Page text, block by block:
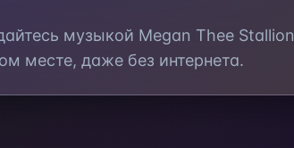
музыкой Megan Thee Stallion
месте, даже без интернета.